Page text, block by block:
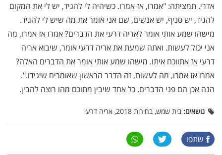
אדרי. תמציתה: "אמרו, אז אמרו. כשיהיה לי להגיד, יש לי את המקום
להגיד, יש סניף, יש אנשים, שם אני אומר את מה שיש לי להגיד.
מישהו שמע אותי אומר לאריה דרעי את הדברים? אמרו אז אמרו, מה
אני יכול לעשות. ואתה שמעת את אריה דרעי אומר, שיבוא אריה
דרעי אז אתווכח איתו. מישהו שמע אותי אומר את הדברים האלה?
אמרו אז אמרו, מה לעשות, זה הדבר הראשון שאומרים שיגידו.".
הנה אכן הם פני הדברים. כל אחד שיבין מתוכם מהו רוצה להבין.
נושאים: בית שמש, בחירות 2018, אריה דרעי
שתפו